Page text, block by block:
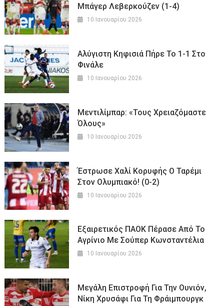
Μπάγερ Λεβερκούζεν (1-4)
10 Ιανουαρίου 2026
Αλύγιστη Κηφισιά Πήρε Το 1-1 Στο
Φινάλε
10 Ιανουαρίου 2026
Μεντιλίμπαρ: «Τους Χρειαζόμαστε
Όλους»
10 Ιανουαρίου 2026
Έστρωσε Χαλί Κορυφής Ο Ταρέμι
Στον Ολυμπιακό! (0-2)
10 Ιανουαρίου 2026
Εξαιρετικός ΠΑΟΚ Πέρασε Από Το
Αγρίνιο Με Σούπερ Κωνσταντέλια
10 Ιανουαρίου 2026
Μεγάλη Επιστροφή Για Την Ουνιόν,
Νίκη Χρυσάφι Για Τη Φράιμπουργκ